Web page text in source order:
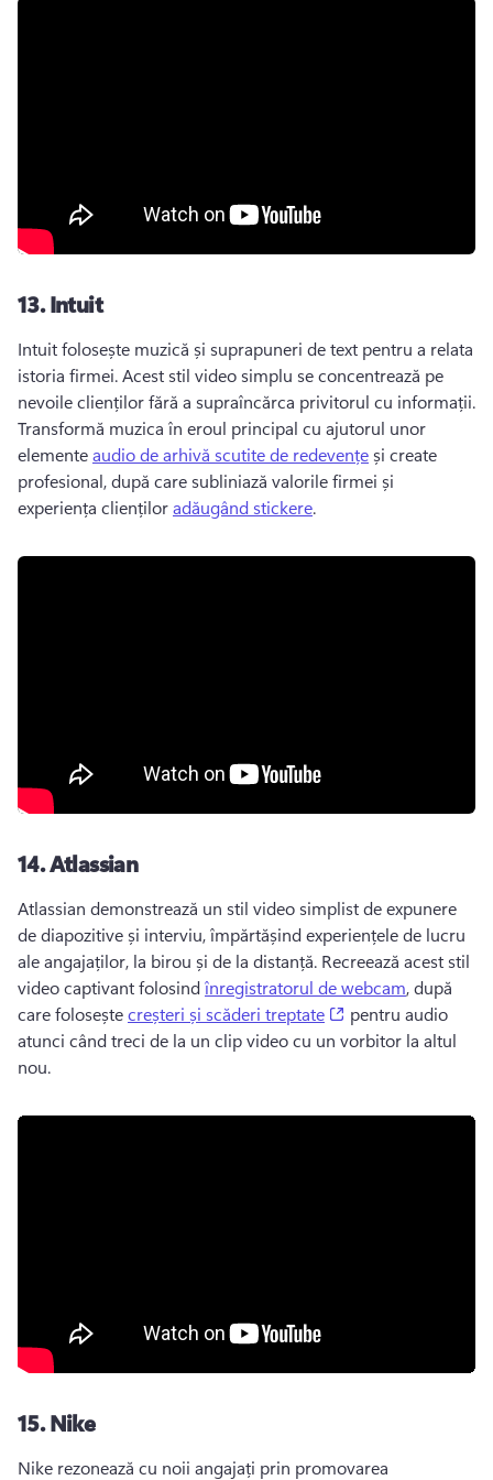
13.Intuit
Intuit folosește muzică și suprapuneri de text pentru a relata
istoria firmei. Acest stil video simplu se concentrează pe
Transformă muzica în eroul principal cu ajutorul unor
elemente audio de arhivă scutite de redevențe și create
profesional, după care subliniază valorile firmei și
experiența clienților adăugând stickere.
14.Atlassian
Atlassian demonstrează un stil video simplist de expunere
de diapozitive și interviu, împărtășind experiențele de lucru
ale angajaților, la birou și de la distanță. Recreează acest stil
video captivant folosind înregistratorul de webcam, după
care folosește creșteri și scăderi treptate (opens in a new
pentru audio
atunci când treci de la un clip video cu un vorbitor la altul
nou.
15.Nike
Nike rezonează cu noii angajați prin promovarea